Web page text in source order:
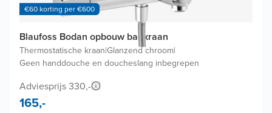
€60 korting per €600
Blaufoss Bodan opbouw badkraan
Thermostatische kraan|Glanzend chroom|
Geen handdouche en doucheslang inbegrepen
Adviesprijs 330,-
165,-